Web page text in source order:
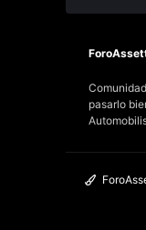
pasarlo